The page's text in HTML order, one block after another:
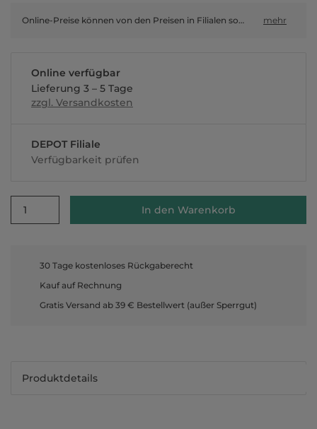
Online-Preise können von den Preisen in Filialen sowie Shop-in-Shop-Flächen abweichen. mehr
Online verfügbar
Lieferung 3 – 5 Tage
zzgl. Versandkosten
DEPOT Filiale
Verfügbarkeit prüfen
1 In den Warenkorb
30 Tage kostenloses Rückgaberecht
Kauf auf Rechnung
Gratis Versand ab 39 € Bestellwert (außer Sperrgut)
Produktdetails